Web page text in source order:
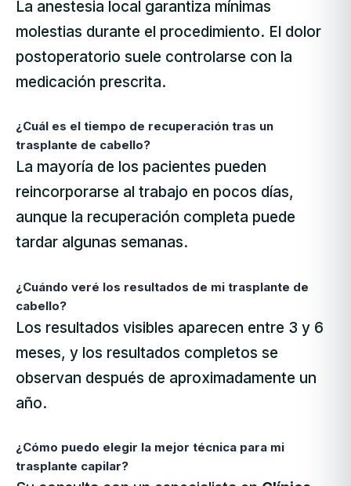
La anestesia local garantiza mínimas
molestias durante el procedimiento. El dolor
postoperatorio suele controlarse con la
medicación prescrita.
¿Cuál es el tiempo de recuperación tras un
trasplante de cabello?
La mayoría de los pacientes pueden
reincorporarse al trabajo en pocos días,
aunque la recuperación completa puede
tardar algunas semanas.
¿Cuándo veré los resultados de mi trasplante de
cabello?
Los resultados visibles aparecen entre 3 y 6
meses, y los resultados completos se
observan después de aproximadamente un
año.
¿Cómo puedo elegir la mejor técnica para mi
trasplante capilar?